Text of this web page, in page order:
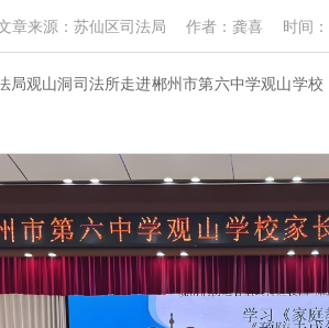
章来源：苏仙区司法局 作者：龚喜 时间：
局观山洞司法所走进郴州市第六中学观山学